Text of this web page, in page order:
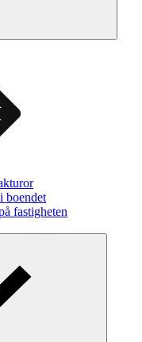
boendet
fastigheten